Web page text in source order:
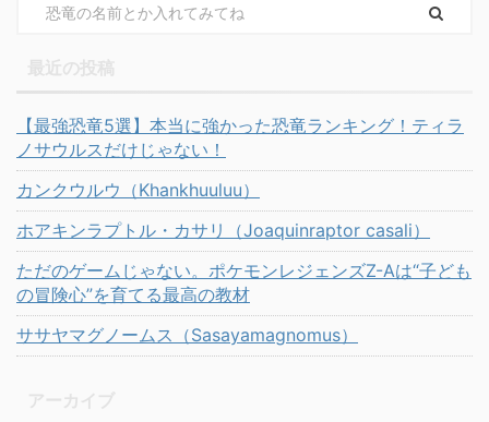
【最強恐竜5選】本当に強かった恐竜ランキング！ティラ
ノサウルスだけじゃない！
カンクウルウ（Khankhuuluu）
ホアキンラプトル・カサリ（Joaquinraptor casali）
ただのゲームじゃない。ポケモンレジェンズZ-Aは“子ども
の冒険心”を育てる最高の教材
ササヤマグノームス（Sasayamagnomus）